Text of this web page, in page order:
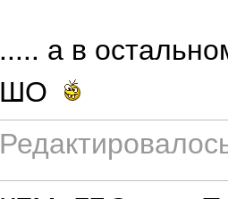
..... а в
ШО